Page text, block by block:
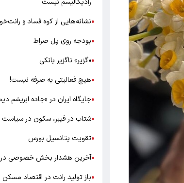
●نشانه‌هایی از کوه فساد و
●بودجه روی پل صراط
●«گزیر» ناگزیر بانکی
●هیچ فعالیتی به صرفه نیست!
●جایگاه ایران در «جاده ابریشم
●شتاب در فیبر، سکون در سیاست
●تقویت پتانسیل بورس
●آخرین هشدار بخش خصوصی
●باز تولید رانت در اقتصاد مسکن